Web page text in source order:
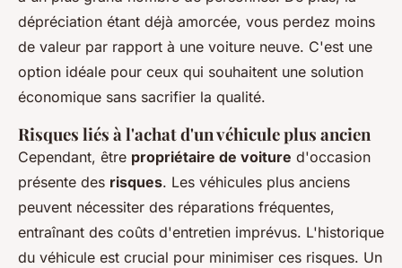
dépréciation étant déjà amorcée, vous perdez moins
de valeur par rapport à une voiture neuve. C'est une
option idéale pour ceux qui souhaitent une solution
économique sans sacrifier la qualité.
Risques liés à l'achat d'un véhicule plus ancien
Cependant, être propriétaire de voiture d'occasion
présente des risques. Les véhicules plus anciens
peuvent nécessiter des réparations fréquentes,
entraînant des coûts d'entretien imprévus. L'historique
du véhicule est crucial pour minimiser ces risques. Un